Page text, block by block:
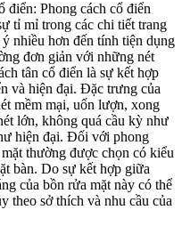
điển: Phong cách cổ điển
tỉ mỉ trong các chi tiết trang
nhiều hơn đến tính tiện dụng
đơn giản với những nét
tân cổ điển là sự kết hợp
và hiện đại. Đặc trưng của
mềm mại, uốn lượn, xong
lớn, không quá cầu kỳ như
hiện đại. Đối với phong
thường được chọn có kiểu
bàn. Do sự kết hợp giữa
của bồn rửa mặt này có thể
theo sở thích và nhu cầu của